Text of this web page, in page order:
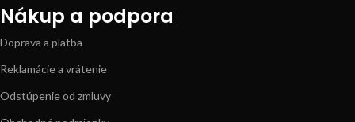
Nákup a podpora
Doprava a platba
Reklamácie a vrátenie
Odstúpenie od zmluvy